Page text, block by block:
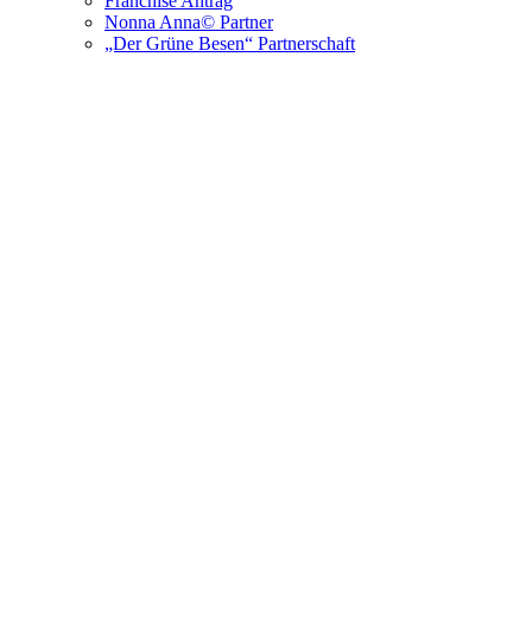
Nonna Anna© Partner
„Der Grüne Besen“ Partnerschaft